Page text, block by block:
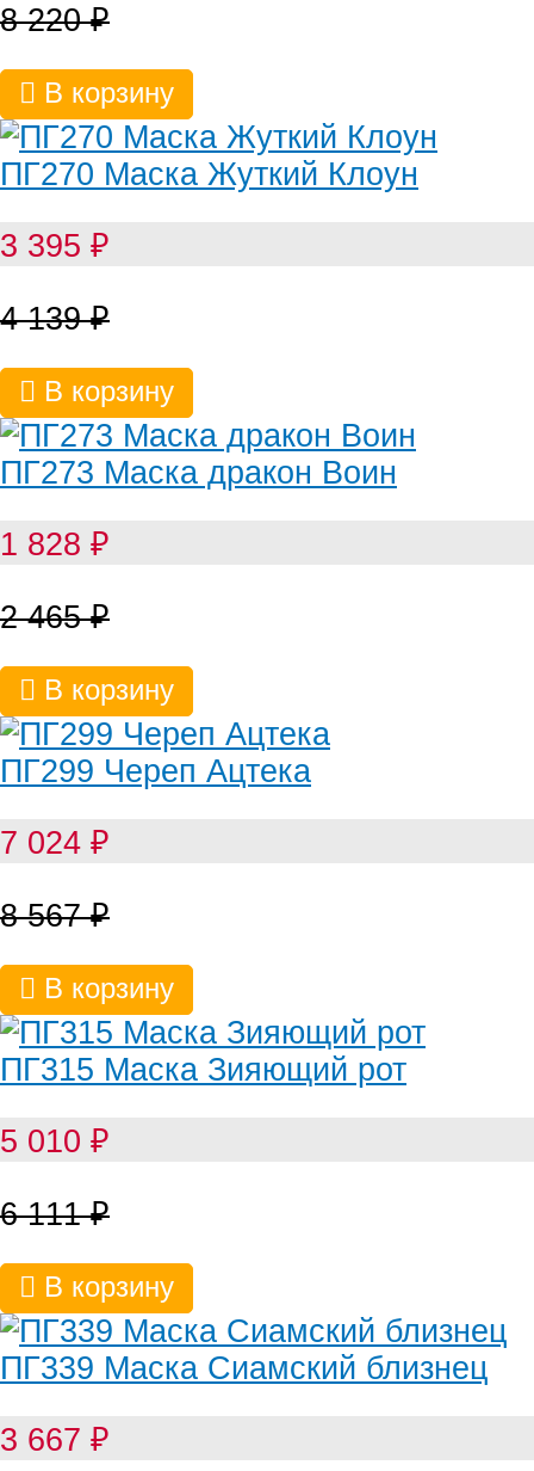
8 220₽
В корзину
ПГ270 Маска Жуткий Клоун
3 395 ₽
4 139₽
В корзину
ПГ273 Маска дракон Воин
1 828 ₽
2 465₽
В корзину
ПГ299 Череп Ацтека
7 024 ₽
8 567₽
В корзину
ПГ315 Маска Зияющий рот
5 010 ₽
6 111₽
В корзину
ПГ339 Маска Сиамский близнец
3 667 ₽